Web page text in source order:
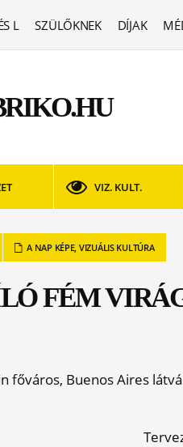
L SZÜLŐKNEK DÍJAK
VIZ. KULT.
A NAP KÉPE, VIZUÁLIS KULTÚRA
FÉM
főváros, Buenos Aires